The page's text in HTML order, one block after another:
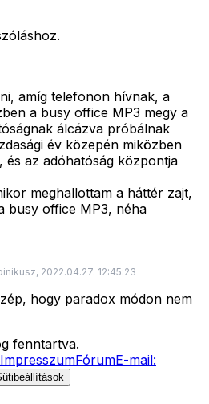
amíg telefonon hívnak, a
a busy office MP3 megy a
álcázva próbálnak
év közepén miközben
az adóhatóság központja
meghallottam a háttér zajt,
busy office MP3, néha
2022.04.27. 12:45:23
hogy paradox módon nem
fenntartva.
ImpresszumFórumE-mail: